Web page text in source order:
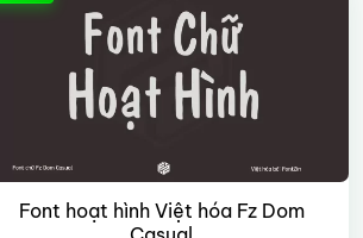
Font hoạt hình Việt hóa Fz Dom